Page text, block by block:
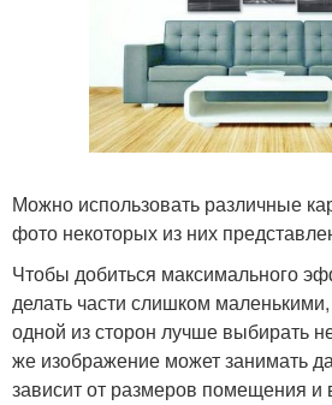
Можно использовать различные
фото некоторых из них
Чтобы добиться максимального
делать части слишком
одной из сторон лучше выбирать
же изображение может занимать
зависит от размеров помещения и